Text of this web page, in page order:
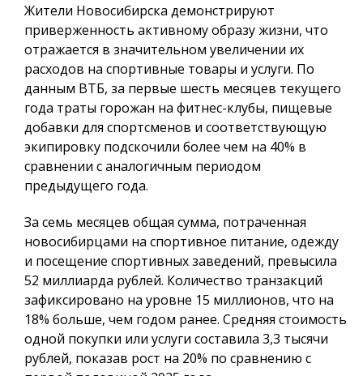
Жители Новосибирска демонстрируют
приверженность активному образу жизни, что
отражается в значительном увеличении их
расходов на спортивные товары и услуги. По
данным ВТБ, за первые шесть месяцев текущего
года траты горожан на фитнес-клубы, пищевые
добавки для спортсменов и соответствующую
экипировку подскочили более чем на 40% в
сравнении с аналогичным периодом
предыдущего года.
За семь месяцев общая сумма, потраченная
новосибирцами на спортивное питание, одежду
и посещение спортивных заведений, превысила
52 миллиарда рублей. Количество транзакций
зафиксировано на уровне 15 миллионов, что на
18% больше, чем годом ранее. Средняя стоимость
одной покупки или услуги составила 3,3 тысячи
рублей, показав рост на 20% по сравнению с